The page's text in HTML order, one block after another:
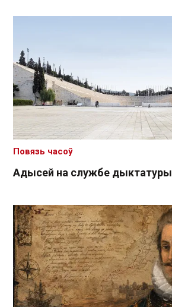
Адысей на службе дыктатуры
Повязь часоў